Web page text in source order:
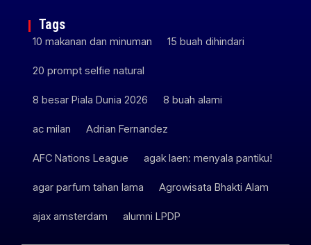
Tags
10 makanan dan minuman 15 buah dihindari
20 prompt selfie natural
8 besar Piala Dunia 2026 8 buah alami
ac milan Adrian Fernandez
AFC Nations League agak laen: menyala pantiku!
agar parfum tahan lama Agrowisata Bhakti Alam
ajax amsterdam alumni LPDP